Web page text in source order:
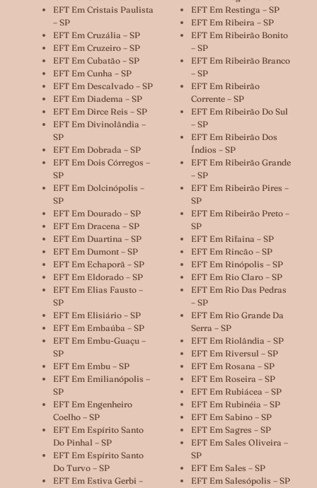
EFT Em Cristais Paulista
– SP
EFT Em Cruzália – SP
EFT Em Cruzeiro – SP
EFT Em Cubatão – SP
EFT Em Cunha – SP
EFT Em Descalvado – SP
EFT Em Diadema – SP
EFT Em Dirce Reis – SP
EFT Em Divinolândia –
SP
EFT Em Dobrada – SP
EFT Em Dois Córregos –
SP
EFT Em Dolcinópolis –
SP
EFT Em Dourado – SP
EFT Em Dracena – SP
EFT Em Duartina – SP
EFT Em Dumont – SP
EFT Em Echaporã – SP
EFT Em Eldorado – SP
EFT Em Elias Fausto –
SP
EFT Em Elisiário – SP
EFT Em Embaúba – SP
EFT Em Embu-Guaçu –
SP
EFT Em Embu – SP
EFT Em Emilianópolis –
SP
EFT Em Engenheiro
Coelho – SP
EFT Em Espírito Santo
Do Pinhal – SP
EFT Em Espírito Santo
Do Turvo – SP
EFT Em Estiva Gerbi –
EFT Em Restinga – SP
EFT Em Ribeira – SP
EFT Em Ribeirão Bonito
– SP
EFT Em Ribeirão Branco
– SP
EFT Em Ribeirão
Corrente – SP
EFT Em Ribeirão Do Sul
– SP
EFT Em Ribeirão Dos
Índios – SP
EFT Em Ribeirão Grande
– SP
EFT Em Ribeirão Pires –
SP
EFT Em Ribeirão Preto –
SP
EFT Em Rifaina – SP
EFT Em Rincão – SP
EFT Em Rinópolis – SP
EFT Em Rio Claro – SP
EFT Em Rio Das Pedras
– SP
EFT Em Rio Grande Da
Serra – SP
EFT Em Riolândia – SP
EFT Em Riversul – SP
EFT Em Rosana – SP
EFT Em Roseira – SP
EFT Em Rubiácea – SP
EFT Em Rubinéia – SP
EFT Em Sabino – SP
EFT Em Sagres – SP
EFT Em Sales Oliveira –
SP
EFT Em Sales – SP
EFT Em Salesópolis – SP